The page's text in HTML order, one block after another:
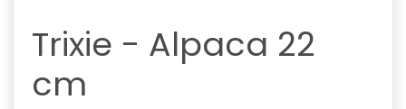
Trixie - Alpaca 22
cm